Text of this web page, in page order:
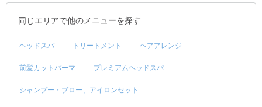
同じエリアで他のメニューを探す
ヘッドスパ トリートメント ヘアアレンジ
前髪カットパーマ プレミアムヘッドスパ
シャンプー・ブロー、アイロンセット